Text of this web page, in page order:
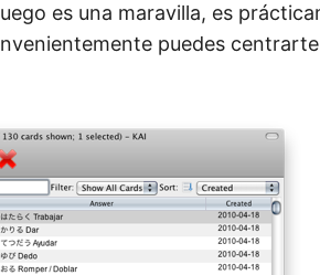
es una maravilla, es
puedes